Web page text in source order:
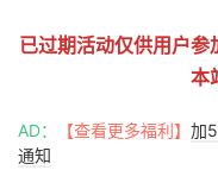
已过期活动仅供用户参
本
AD： 【查看更多福利】 加
通知